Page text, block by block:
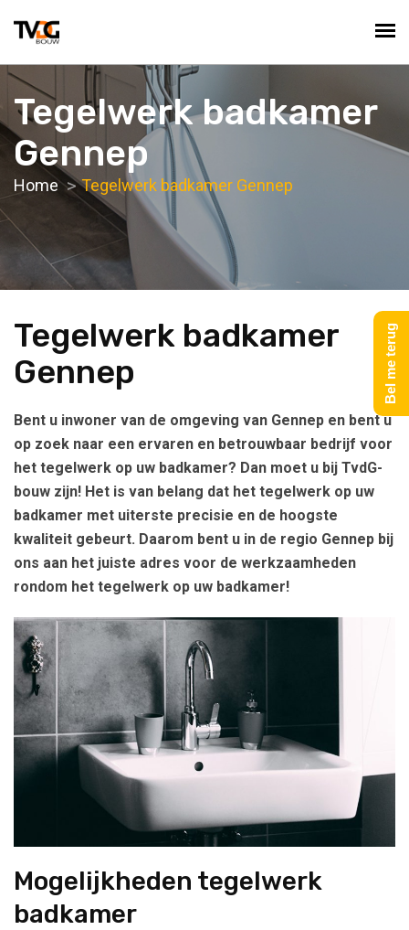
Tegelwerk badkamer
Gennep
Home Tegelwerk badkamer Gennep
Tegelwerk badkamer
Gennep
Bent u inwoner van de omgeving van Gennep en bent u
op zoek naar een ervaren en betrouwbaar bedrijf voor
het tegelwerk op uw badkamer? Dan moet u bij TvdG-
bouw zijn! Het is van belang dat het tegelwerk op uw
badkamer met uiterste precisie en de hoogste
kwaliteit gebeurt. Daarom bent u in de regio Gennep bij
ons aan het juiste adres voor de werkzaamheden
rondom het tegelwerk op uw badkamer!
Mogelijkheden tegelwerk
badkamer
Bel me terug